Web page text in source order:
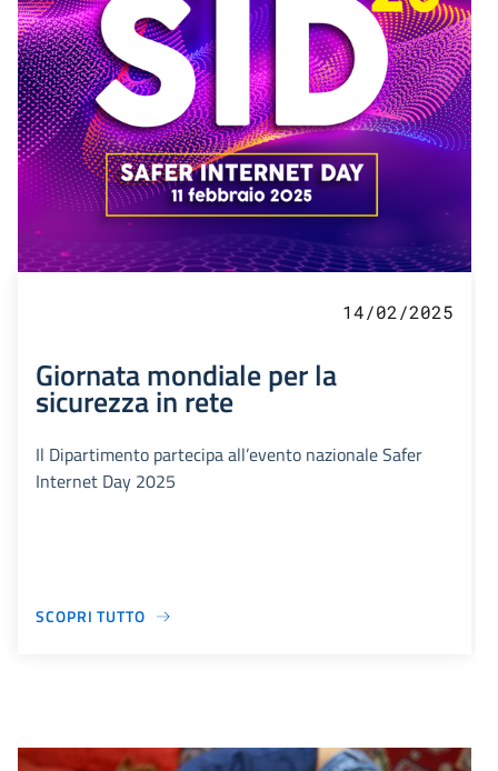
14/02/2025
Giornata mondiale per la
sicurezza in rete
Il Dipartimento partecipa all’evento nazionale Safer
Internet Day 2025
SCOPRI TUTTO